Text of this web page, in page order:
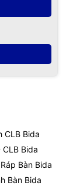
CLB Bida
CLB Bida
Bàn Bida
Bàn Bida